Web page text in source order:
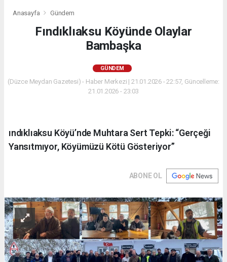
Anasayfa Gündem
Fındıklıaksu Köyünde Olaylar
Bambaşka
GÜNDEM
(Düzce Meydan Gazetesi) - Haber Merkezi | 21.01.2026 - 22:57, Güncelleme:
21.01.2026 - 23:03
ındıklıaksu Köyü’nde Muhtara Sert Tepki: “Gerçeği
Yansıtmıyor, Köyümüzü Kötü Gösteriyor”
ABONE OL